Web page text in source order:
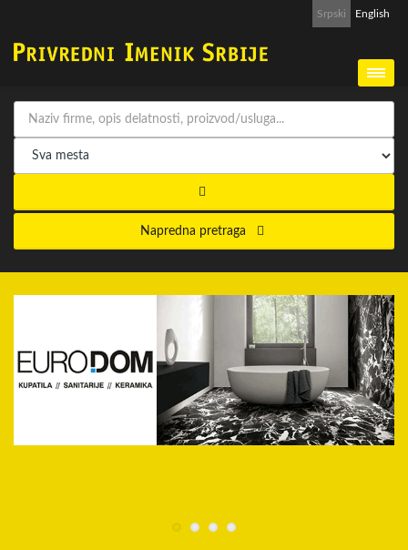
Srpski English
Napredna pretraga